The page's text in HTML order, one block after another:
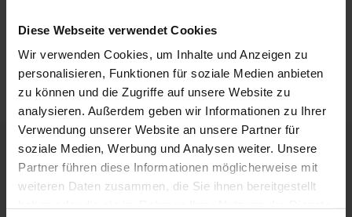
Diese Webseite verwendet Cookies
Wir verwenden Cookies, um Inhalte und Anzeigen zu
personalisieren, Funktionen für soziale Medien anbieten
zu können und die Zugriffe auf unsere Website zu
analysieren. Außerdem geben wir Informationen zu Ihrer
Verwendung unserer Website an unsere Partner für
soziale Medien, Werbung und Analysen weiter. Unsere
Partner führen diese Informationen möglicherweise mit
weiteren Daten zusammen, die Sie ihnen bereitgestellt
HOME
VALUE CHECK & DIGITAL STORAGE